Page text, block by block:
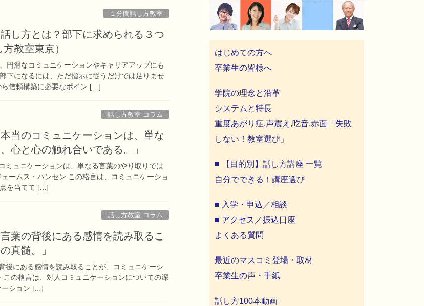
１分間話し方教室
し方とは？部下に求められる３つ
教室東京）
円滑なコミュニケーションやキャリアアップにも
下になるには、ただ指示に従うだけでは足りませ
ら信頼構築に必要なポイン […]
話し方教室 コラム
当のコミュニケーションは、単な
心と心の触れ合いである。」
ミュニケーションは、単なる言葉のやり取りでは
ームス・ハンセン この格言は、コミュニケーショ
を当てて […]
話し方教室 コラム
葉の背後にある感情を読み取るこ
真髄。」
後にある感情を読み取ることが、コミュニケーシ
の格言は、対人コミュニケーションについての深
ーション […]
はじめての方へ
卒業生の皆様へ
学院の理念と沿革
システムと特長
重度あがり症,声震え,吃音,赤面「失敗
しない！教室選び」
■ 【目的別】話し方講座 一覧
自分でできる！講座選び
■ 入学・申込／相談
■ アクセス／振込口座
よくある質問
最近のマスコミ登場・取材
卒業生の声・手紙
話し方100本動画